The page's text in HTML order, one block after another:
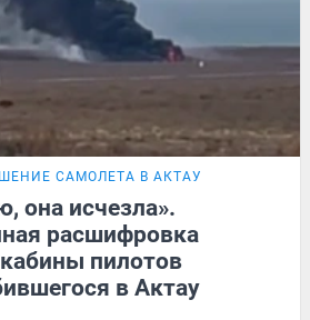
САМОЛЕТА В АКТАУ
она исчезла».
расшифровка
пилотов
в Актау